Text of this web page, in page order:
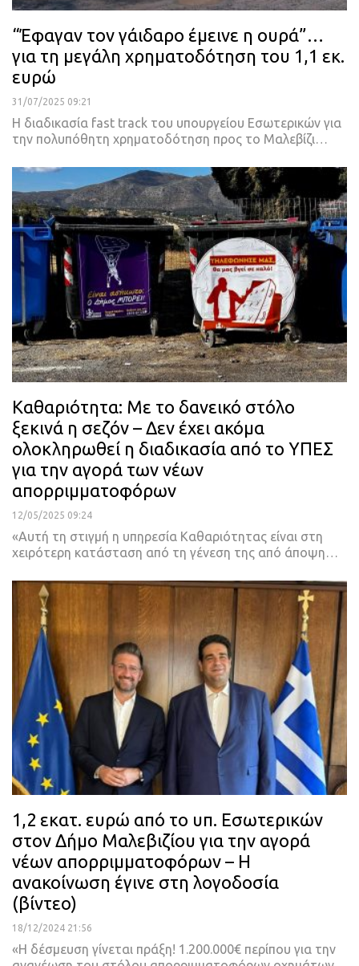
“Έφαγαν τον γάιδαρο έμεινε η ουρά”…
για τη μεγάλη χρηματοδότηση του 1,1 εκ.
ευρώ
31/07/2025 09:21
Η διαδικασία fast track του υπουργείου Εσωτερικών για
την πολυπόθητη χρηματοδότηση προς το Μαλεβίζι…
Καθαριότητα: Με το δανεικό στόλο
ξεκινά η σεζόν – Δεν έχει ακόμα
ολοκληρωθεί η διαδικασία από το ΥΠΕΣ
για την αγορά των νέων
απορριμματοφόρων
12/05/2025 09:24
«Αυτή τη στιγμή η υπηρεσία Καθαριότητας είναι στη
χειρότερη κατάσταση από τη γένεση της από άποψη…
1,2 εκατ. ευρώ από το υπ. Εσωτερικών
στον Δήμο Μαλεβιζίου για την αγορά
νέων απορριμματοφόρων – Η
ανακοίνωση έγινε στη λογοδοσία
(βίντεο)
18/12/2024 21:56
«Η δέσμευση γίνεται πράξη! 1.200.000€ περίπου για την